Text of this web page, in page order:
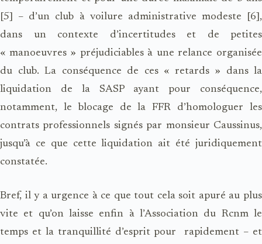
[5] – d’un club à voilure administrative modeste [6],
dans un contexte d’incertitudes et de petites
« manoeuvres » préjudiciables à une relance organisée
du club. La conséquence de ces « retards » dans la
liquidation de la SASP ayant pour conséquence,
notamment, le blocage de la FFR d’homologuer les
contrats professionnels signés par monsieur Caussinus,
jusqu’à ce que cette liquidation ait été juridiquement
constatée.
Bref, il y a urgence à ce que tout cela soit apuré au plus
vite et qu’on laisse enfin à l’Association du Rcnm le
temps et la tranquillité d’esprit pour
rapidement – et